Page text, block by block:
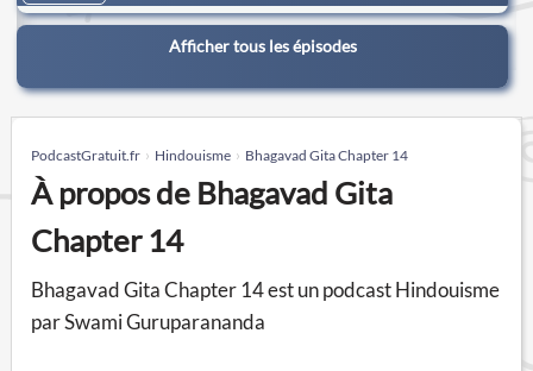
Afficher tous les épisodes
PodcastGratuit.fr Hindouisme Bhagavad Gita Chapter 14
À propos de Bhagavad Gita
Chapter 14
Bhagavad Gita Chapter 14 est un podcast Hindouisme
par Swami Guruparananda